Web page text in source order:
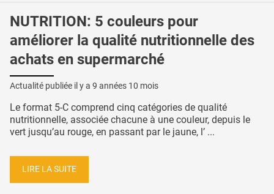
NUTRITION: 5 couleurs pour
améliorer la qualité nutritionnelle des
achats en supermarché
Actualité publiée il y a 9 années 10 mois
Le format 5-C comprend cinq catégories de qualité
nutritionnelle, associée chacune à une couleur, depuis le
vert jusqu’au rouge, en passant par le jaune, l’ ...
LIRE LA SUITE